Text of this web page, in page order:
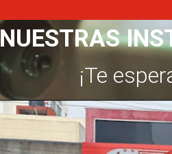
NUESTRAS
¡Te